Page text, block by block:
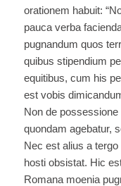
orationem habuit:
pauca verba
pugnandum quos
quibus stipendium
equitibus, cum his
est vobis
Non de
quondam agebatur,
Nec est alius a
hosti obsistat. Hic
Romana moenia